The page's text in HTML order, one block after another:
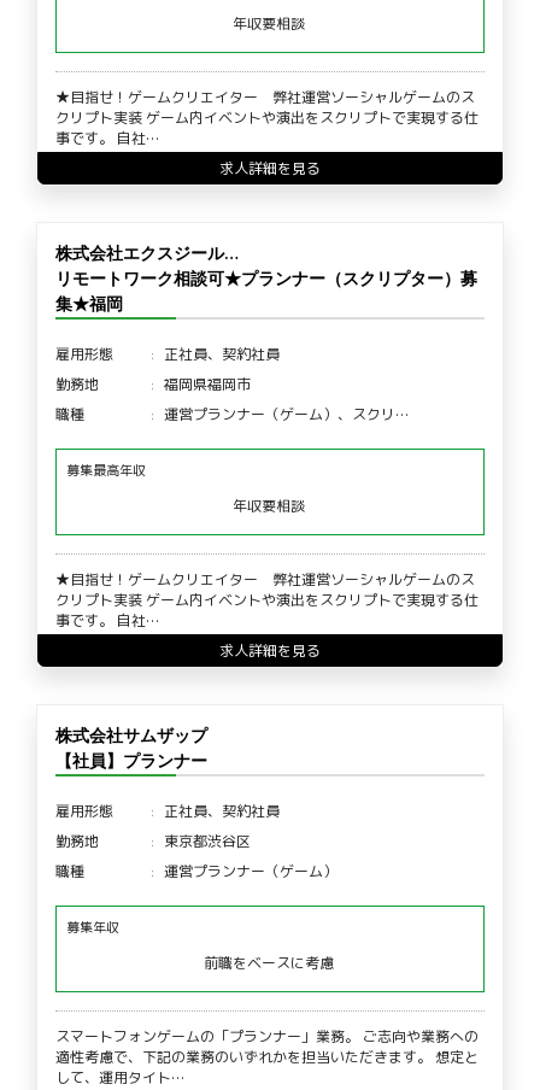
年収要相談
★目指せ！ゲームクリエイター 弊社運営ソーシャルゲームのス
クリプト実装 ゲーム内イベントや演出をスクリプトで実現する仕
事です。 自社…
求人詳細を見る
株式会社エクスジール…
リモートワーク相談可★プランナー（スクリプター）募
集★福岡
雇用形態
正社員、契約社員
勤務地
福岡県福岡市
職種
運営プランナー（ゲーム）、スクリ…
募集最高年収
年収要相談
★目指せ！ゲームクリエイター 弊社運営ソーシャルゲームのス
クリプト実装 ゲーム内イベントや演出をスクリプトで実現する仕
事です。 自社…
求人詳細を見る
株式会社サムザップ
【社員】プランナー
雇用形態
正社員、契約社員
勤務地
東京都渋谷区
職種
運営プランナー（ゲーム）
募集年収
前職をベースに考慮
スマートフォンゲームの「プランナー」業務。 ご志向や業務への
適性考慮で、下記の業務のいずれかを担当いただきます。 想定と
して、運用タイト…